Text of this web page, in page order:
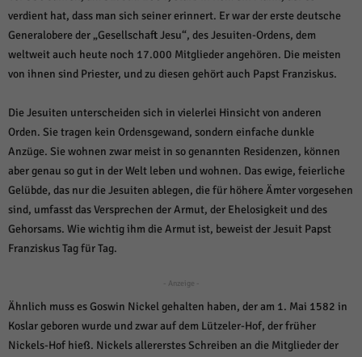
verdient hat, dass man sich seiner erinnert. Er war der erste deutsche
Generalobere der „Gesellschaft Jesu“, des Jesuiten-Ordens, dem
weltweit auch heute noch 17.000 Mitglieder angehören. Die meisten
von ihnen sind Priester, und zu diesen gehört auch Papst Franziskus.
Die Jesuiten unterscheiden sich in vielerlei Hinsicht von anderen
Orden. Sie tragen kein Ordensgewand, sondern einfache dunkle
Anzüge. Sie wohnen zwar meist in so genannten Residenzen, können
aber genau so gut in der Welt leben und wohnen. Das ewige, feierliche
Gelübde, das nur die Jesuiten ablegen, die für höhere Ämter vorgesehen
sind, umfasst das Versprechen der Armut, der Ehelosigkeit und des
Gehorsams. Wie wichtig ihm die Armut ist, beweist der Jesuit Papst
Franziskus Tag für Tag.
- Anzeige -
Ähnlich muss es Goswin Nickel gehalten haben, der am 1. Mai 1582 in
Koslar geboren wurde und zwar auf dem Lützeler-Hof, der früher
Nickels-Hof hieß. Nickels allererstes Schreiben an die Mitglieder der
Cookie-Informationen anzeigen
Statistiken (1)
Statistik Cookies erfassen Informationen anonym. Diese Informationen helfen
Cookie-Informationen anzeigen
Marketing (1)
Marketing-Cookies werden von Drittanbietern oder Publishern verwendet,
um personalisierte Werbung anzuzeigen. Sie tun dies, indem sie Besucher
über Websites hinweg verfolgen.
Cookie-Informationen anzeigen
Inhalte von Videoplattformen und Social-Media-Plattformen werden
standardmäßig blockiert. Wenn Cookies von externen Medien akzeptiert
werden, bedarf der Zugriff auf diese Inhalte keiner manuellen Einwilligung
mehr.